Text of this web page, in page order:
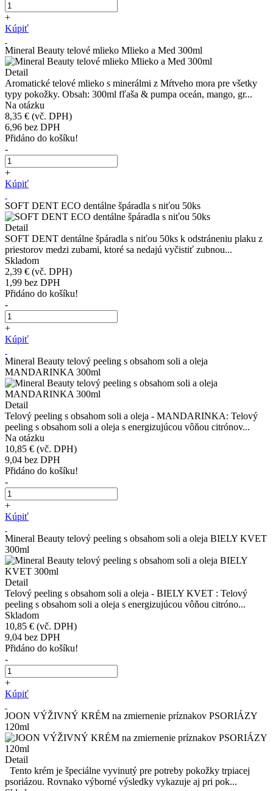
+
Kúpiť
Mineral Beauty telové mlieko Mlieko a Med 300ml
Detail
Aromatické telové mlieko s minerálmi z Mŕtveho mora pre všetky
typy pokožky. Obsah: 300ml fľaša & pumpa oceán, mango, gr...
Na otázku
8,35 € (vč. DPH)
6,96 bez DPH
Přidáno do košíku!
-
+
Kúpiť
SOFT DENT ECO dentálne špáradla s niťou 50ks
Detail
SOFT DENT dentálne špáradla s niťou 50ks k odstráneniu plaku z
priestorov medzi zubami, ktoré sa nedajú vyčistiť zubnou...
Skladom
2,39 € (vč. DPH)
1,99 bez DPH
Přidáno do košíku!
-
+
Kúpiť
Mineral Beauty telový peeling s obsahom soli a oleja
MANDARINKA 300ml
Detail
Telový peeling s obsahom soli a oleja - MANDARINKA: Telový
peeling s obsahom soli a oleja s energizujúcou vôňou citrónov...
Na otázku
10,85 € (vč. DPH)
9,04 bez DPH
Přidáno do košíku!
-
+
Kúpiť
Mineral Beauty telový peeling s obsahom soli a oleja BIELY KVET
300ml
Detail
Telový peeling s obsahom soli a oleja - BIELY KVET : Telový
peeling s obsahom soli a oleja s energizujúcou vôňou citróno...
Skladom
10,85 € (vč. DPH)
9,04 bez DPH
Přidáno do košíku!
-
+
Kúpiť
JOON VÝŽIVNÝ KRÉM na zmiernenie príznakov PSORIÁZY
120ml
Detail
Tento krém je špeciálne vyvinutý pre potreby pokožky trpiacej
psoriázou. Rovnako výborné výsledky vykazuje aj pri pok...